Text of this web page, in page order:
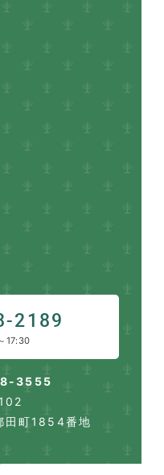
2189
17:30
3555
田町1854番地